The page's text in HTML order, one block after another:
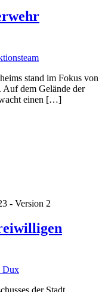
stand im Fokus von
Auf dem Gelände der
einen […]
- Version 2
Dux